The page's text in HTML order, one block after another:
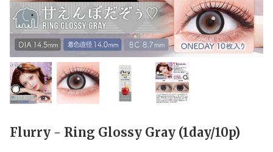
Flurry - Ring Glossy Gray (1day/10p)